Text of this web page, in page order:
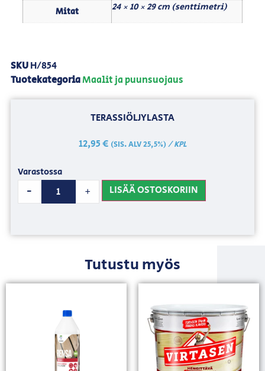
Mitat 24 × 10 × 29 cm (senttimetri)
SKUH/854
TuotekategoriaMaalit ja puunsuojaus
TERASSIÖLJYLASTA
12,95€ (SIS. ALV 25,5%)/ KPL
Varastossa
- + LISÄÄ OSTOSKORIIN
Tutustu myös